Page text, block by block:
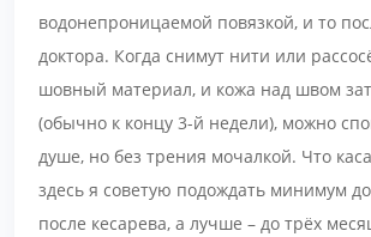
водонепроницаемой повязкой, и то
доктора. Когда снимут нити или
шовный материал, и кожа над швом
(обычно к концу 3-й недели), можно
душе, но без трения мочалкой. Что
здесь я советую подождать минимум
после кесарева, а лучше – до трёх